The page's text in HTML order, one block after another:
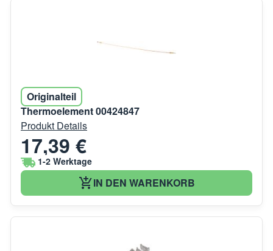
Originalteil
Thermoelement 00424847
Produkt Details
17,39 €
1-2 Werktage
IN DEN WARENKORB